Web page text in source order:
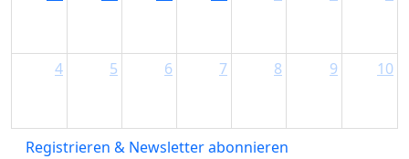
4 5 6 7 8 9 10
Registrieren & Newsletter abonnieren